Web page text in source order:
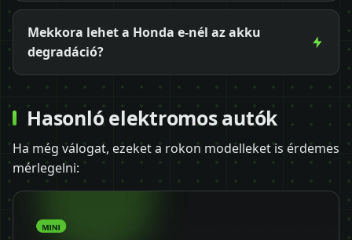
Mekkora lehet a Honda e-nél az akku
degradáció?
Hasonló elektromos autók
Ha még válogat, ezeket a rokon modelleket is érdemes
mérlegelni: